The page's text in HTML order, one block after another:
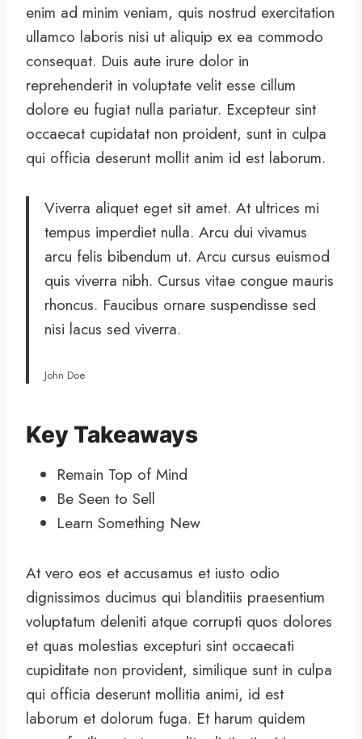
enim ad minim veniam, quis nostrud exercitation
ullamco laboris nisi ut aliquip ex ea commodo
consequat. Duis aute irure dolor in
reprehenderit in voluptate velit esse cillum
dolore eu fugiat nulla pariatur. Excepteur sint
occaecat cupidatat non proident, sunt in culpa
qui officia deserunt mollit anim id est laborum.
Viverra aliquet eget sit amet. At ultrices mi
tempus imperdiet nulla. Arcu dui vivamus
arcu felis bibendum ut. Arcu cursus euismod
quis viverra nibh. Cursus vitae congue mauris
rhoncus. Faucibus ornare suspendisse sed
nisi lacus sed viverra.
John Doe
Key Takeaways
Remain Top of Mind
Be Seen to Sell
Learn Something New
At vero eos et accusamus et iusto odio
dignissimos ducimus qui blanditiis praesentium
voluptatum deleniti atque corrupti quos dolores
et quas molestias excepturi sint occaecati
cupiditate non provident, similique sunt in culpa
qui officia deserunt mollitia animi, id est
laborum et dolorum fuga. Et harum quidem